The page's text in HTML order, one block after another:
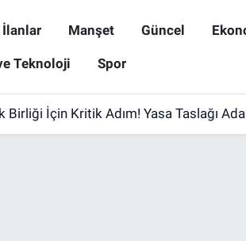
İlanlar Manşet Güncel
Teknoloji Spor
İçin Kritik Adım! Yasa Taslağı